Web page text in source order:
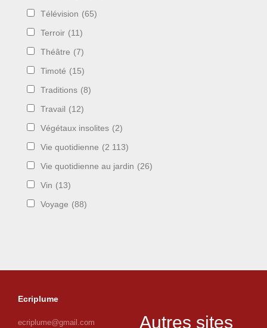
Télévision (65)
Terroir (11)
Théâtre (7)
Timoté (15)
Traditions (8)
Travail (12)
Végétaux insolites (2)
Vie quotidienne (2 113)
Vie quotidienne au jardin (26)
Vin (13)
Voyage (88)
Ecriplume
ecriplume@gmail.com Autres sites